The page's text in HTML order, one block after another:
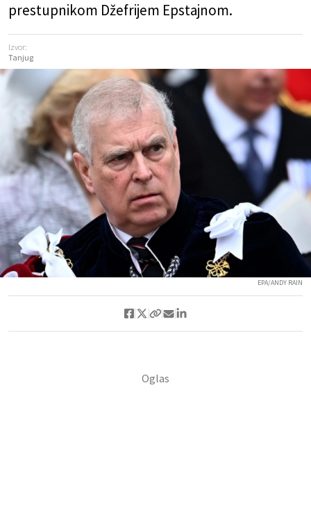
prestupnikom Džefrijem Epstajnom.
Izvor:
Tanjug
EPA/ANDY RAIN